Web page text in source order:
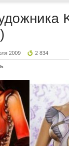
2009 2 834